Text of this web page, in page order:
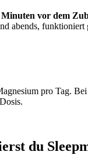
Minuten vor dem
abends,
pro Tag.
du